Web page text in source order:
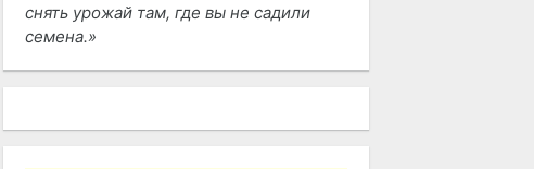
снять урожай там, где вы не садили
семена.